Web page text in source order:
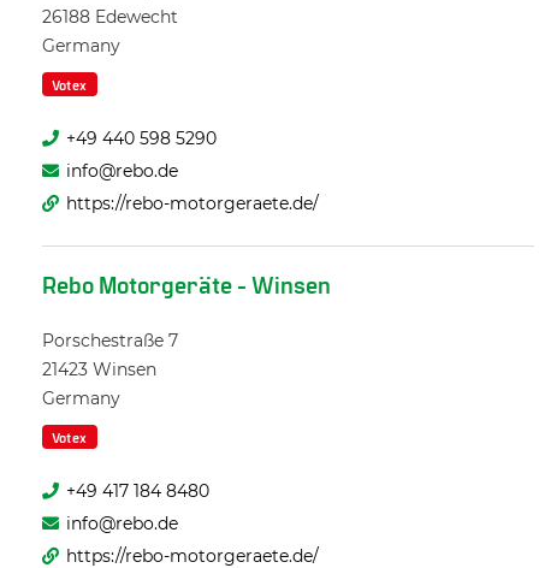
26188 Edewecht
Germany
Votex
+49 440 598 5290
info@rebo.de
https://rebo-motorgeraete.de/
Rebo Motorgeräte - Winsen
Porschestraße 7
21423 Winsen
Germany
Votex
+49 417 184 8480
info@rebo.de
https://rebo-motorgeraete.de/